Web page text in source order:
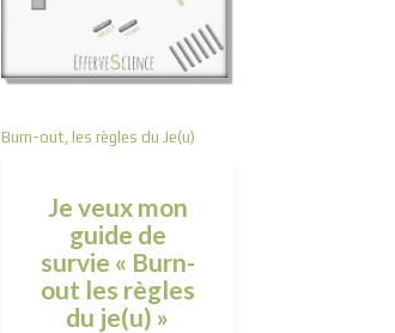
Burn-out, les règles du Je(u)
Je veux mon
guide de
survie « Burn-
out les règles
du je(u) »